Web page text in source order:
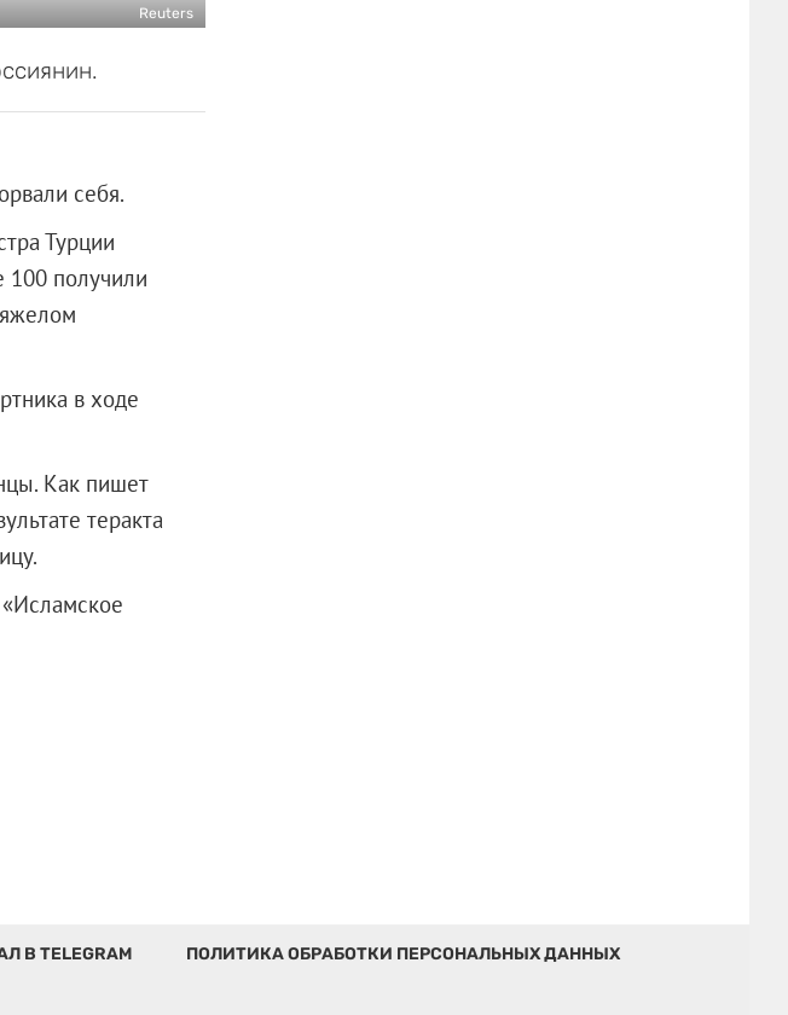
Reuters
себя.
Турции
100 получили
в ходе
Как пишет
теракта
В TELEGRAM
ПОЛИТИКА ОБРАБОТКИ ПЕРСОНАЛЬНЫХ ДАННЫХ